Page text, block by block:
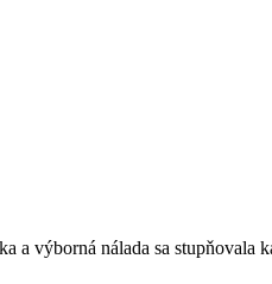
a výborná nálada sa stupňovala